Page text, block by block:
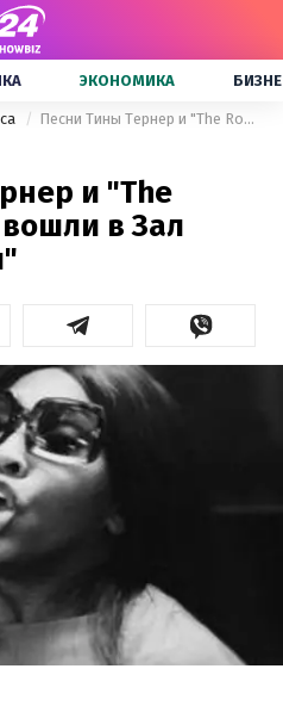
ЭКОНОМИКА
Песни Тины Тернер и "The Rolling Stones" вошли в Зал славы "Грэмми"
и "The
в Зал